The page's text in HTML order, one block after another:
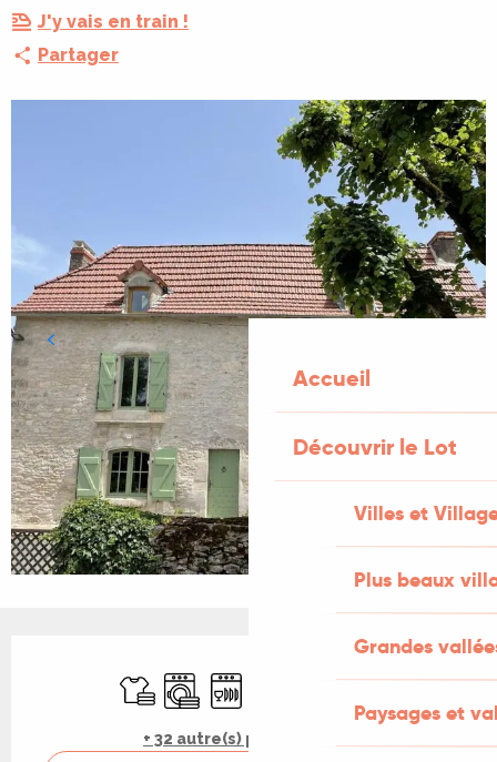
Accueil
Découvrir le Lot
Villes et
Plus beaux
Grandes
Paysages et
J'y vais en train !
Partager
Ouverture et coordonnées
Draps et linge
Lave lingeLave vaisselle Parking
+ 32 autre(s) prestation(s)